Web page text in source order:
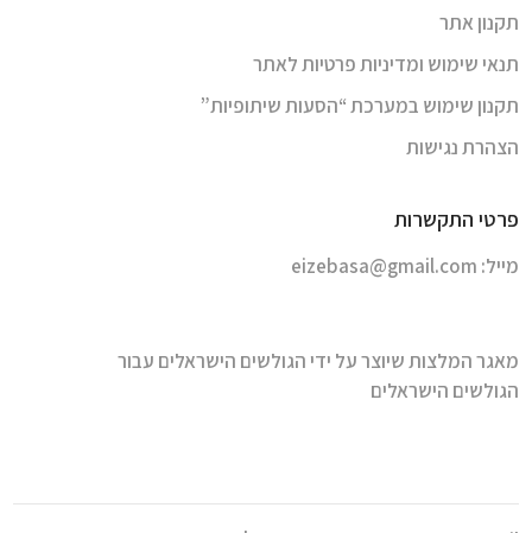
תקנון אתר
תנאי שימוש ומדיניות פרטיות לאתר
תקנון שימוש במערכת “הסעות שיתופיות”
הצהרת נגישות
פרטי התקשרות
מייל: eizebasa@gmail.com
מאגר המלצות שיוצר על ידי הגולשים הישראלים עבור
הגולשים הישראלים